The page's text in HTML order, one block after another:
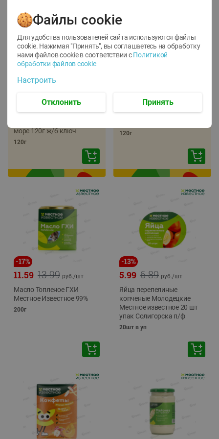
- 22
5.79
Икра трески
тихоокеанской
море 120г ж/б ключ
120г
Икра сельди
тихоокеанской Лунское
120г
-17%
13.99
11.59 руб./шт
Масло Топленое ГХИ
Местное Известное 99%
200г
-13%
6.89
5.99 руб./шт
Яйца перепелиные
копченые Молодецкие
Местное известное 20 шт
упак Солигорска п/ф
20шт в уп
Файлы cookie
Для удобства пользователей сайта используются файлы
cookie. Нажимая "Принять", вы соглашаетесь на обработку
нами файлов cookie в соответствии с Политикой
обработки файлов cookie
Настроить
Отклонить Принять